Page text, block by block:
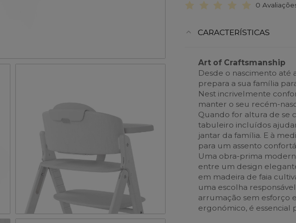
0
CARACTERÍSTICAS
Art of Craftsmanship
Desde o nascimento até
prepara a sua família
Nest incrivelmente
manter o seu recém-
Quando for altura de se
tabuleiro incluídos
jantar da família. E à
para um assento
Uma obra-prima
entre um design
em madeira de faia
uma escolha
arrumação sem esforço
ergonómico, é essencial